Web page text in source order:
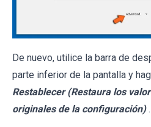
De nuevo, utilice la barra de
parte inferior de la pantalla y
Restablecer (Restaura los
originales de la configuración) .